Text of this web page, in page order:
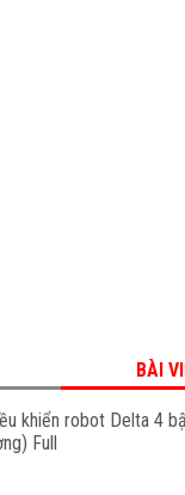
BÀI
khiển robot Delta 4
Full